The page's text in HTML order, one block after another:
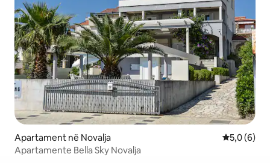
Apartament në Novalja Vlerësimi
5,0 (6)
Apartamente Bella Sky Novalja